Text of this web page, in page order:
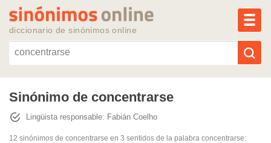
diccionario de sinónimos online
Reescribir texto con IA
Sinónimos populares
Sinónimo de concentrarse
Lingüista responsable: Fabián Coelho
12 sinónimos de concentrarse en 3 sentidos de la palabra concentrarse: